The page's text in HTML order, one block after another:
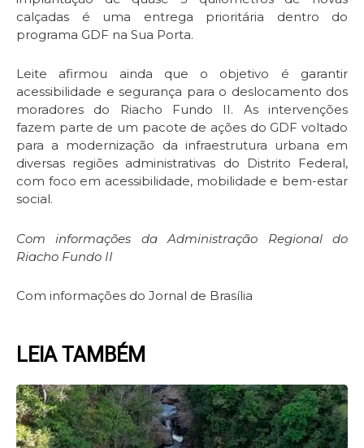
calçadas é uma entrega prioritária dentro do
programa GDF na Sua Porta.
Leite afirmou ainda que o objetivo é garantir
acessibilidade e segurança para o deslocamento dos
moradores do Riacho Fundo II. As intervenções
fazem parte de um pacote de ações do GDF voltado
para a modernização da infraestrutura urbana em
diversas regiões administrativas do Distrito Federal,
com foco em acessibilidade, mobilidade e bem-estar
social.
Com informações da Administração Regional do
Riacho Fundo II
Com informações do Jornal de Brasília
LEIA TAMBÉM
PagePagePagePagePage